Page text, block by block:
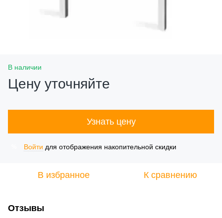
В наличии
Цену уточняйте
Узнать цену
Войти для отображения накопительной скидки
В избранное К сравнению
Отзывы